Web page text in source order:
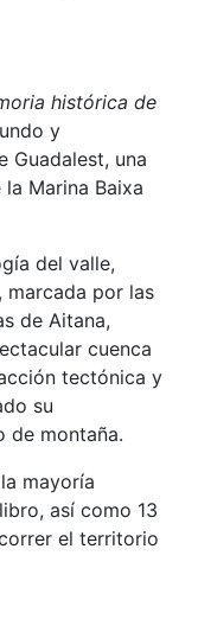
histórica de
y
Guadalest, una
Marina Baixa
del valle,
marcada por las
de Aitana,
cuenca
tectónica y
su
de montaña.
mayoría
así como 13
el territorio